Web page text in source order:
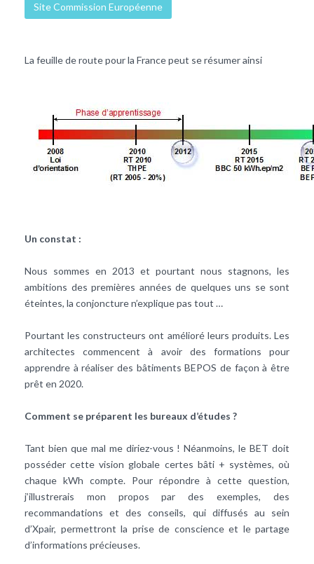
Site Commission Européenne
La feuille de route pour la France peut se résumer ainsi
Un constat :
Nous sommes en 2013 et pourtant nous stagnons, les
ambitions des premières années de quelques uns se sont
éteintes, la conjoncture n’explique pas tout …
Pourtant les constructeurs ont amélioré leurs produits. Les
architectes commencent à avoir des formations pour
apprendre à réaliser des bâtimentsBEPOS de façon à être
prêt en 2020.
Comment se préparent les bureaux d’études ?
Tant bien que mal me diriez-vous ! Néanmoins, le BET doit
posséder cette vision globale certes bâti + systèmes, où
chaque kWh compte. Pour répondre à cette question,
j’illustrerais mon propos par des exemples, des
recommandations et des conseils, qui diffusés au sein
d’Xpair, permettront la prise de conscience et le partage
d’informations précieuses.